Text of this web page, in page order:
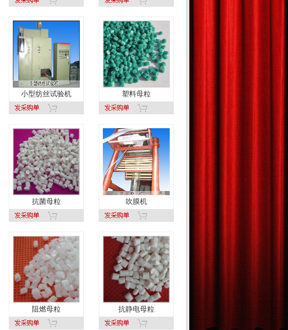
小型纺丝试验机 塑料母粒
抗菌母粒 吹膜机
阻燃母粒 抗静电母粒